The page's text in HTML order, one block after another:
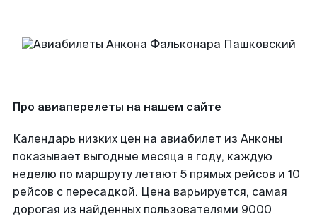
Про авиаперелеты на нашем сайте
Календарь низких цен на авиабилет из Анконы
показывает выгодные месяца в году, каждую
неделю по маршруту летают 5 прямых рейсов и 10
рейсов с пересадкой. Цена варьируется, самая
дорогая из найденных пользователями 9000